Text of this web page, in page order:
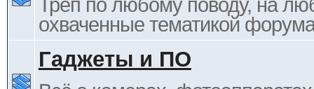
Трёп по любому поводу, на
охваченные тематикой
Гаджеты и ПО